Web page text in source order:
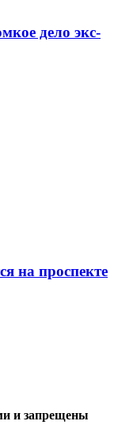
дело экс-
на проспекте
и запрещены